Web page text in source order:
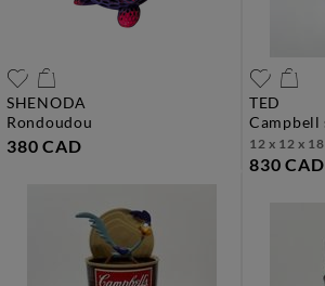
SHENODA
rondoudou
380 CAD
TED
12 x 12 x
830 CAD